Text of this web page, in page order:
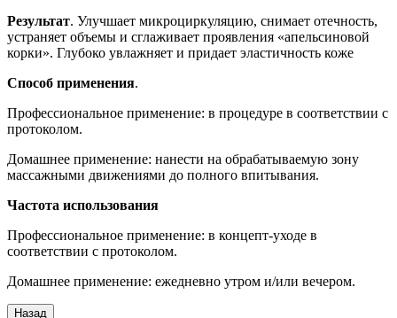
Результат. Улучшает микроциркуляцию, снимает отечность,
устраняет объемы и сглаживает проявления «апельсиновой
корки». Глубоко увлажняет и придает эластичность коже
Способ применения.
Профессиональное применение: в процедуре в соответствии с
протоколом.
Домашнее применение: нанести на обрабатываемую зону
массажными движениями до полного впитывания.
Частота использования
Профессиональное применение: в концепт-уходе в
соответствии с протоколом.
Домашнее применение: ежедневно утром и/или вечером.